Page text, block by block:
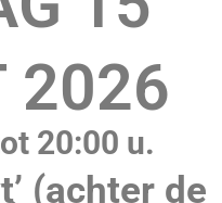
2026
20:00 u.
(achter de